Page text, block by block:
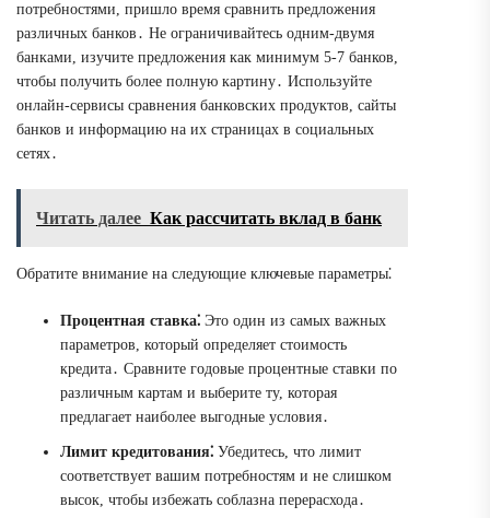
потребностями, пришло время сравнить предложения
различных банков․ Не ограничивайтесь одним-двумя
банками, изучите предложения как минимум 5-7 банков,
чтобы получить более полную картину․ Используйте
онлайн-сервисы сравнения банковских продуктов, сайты
банков и информацию на их страницах в социальных
сетях․
Читать далее Как рассчитать вклад в банк
Обратите внимание на следующие ключевые параметры⁚
Процентная ставка⁚ Это один из самых важных
параметров, который определяет стоимость
кредита․ Сравните годовые процентные ставки по
различным картам и выберите ту, которая
предлагает наиболее выгодные условия․
Лимит кредитования⁚ Убедитесь, что лимит
соответствует вашим потребностям и не слишком
высок, чтобы избежать соблазна перерасхода․